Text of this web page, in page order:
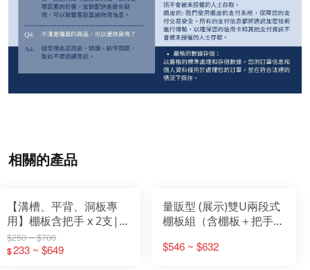
相關的產品
【溝槽、平背、洞板專
用】棚板含把手 x 2支|
層板|鐵棚板| Shelf
$250 ~ $700
$233 ~ $649
量販型 (展示)雙U兩段式
棚板組（含棚板＋把手
背板｜超市貨架專用｜
$546 ~ $632